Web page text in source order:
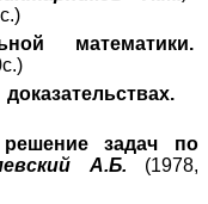
математики.
задач по
А.Б. (1978,